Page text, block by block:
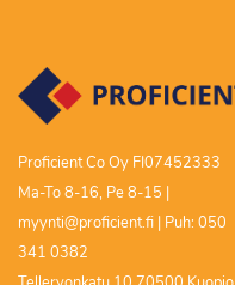
Proficient Co Oy FI07452333
Ma-To 8-16, Pe 8-15 |
myynti@proficient.fi | Puh: 050
341 0382